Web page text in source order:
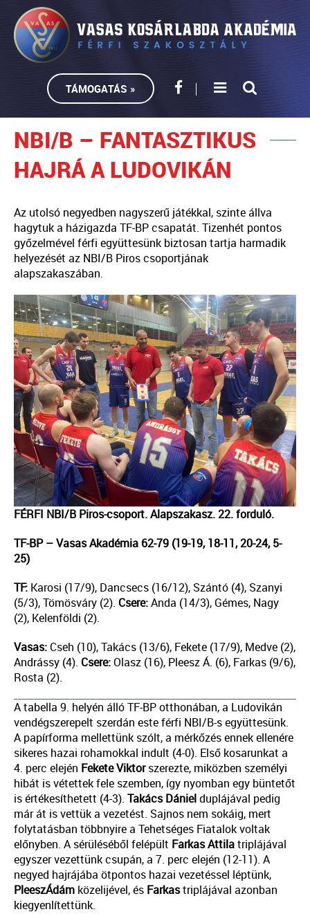
TÁMOGATÁS »
NBI/B – FANTASZTIKUS
HAJRÁ A LUDOVIKÁN
Az utolsó negyedben nagyszerű játékkal, szinte állva
hagytuk a házigazda TF-BP csapatát. Tizenhét pontos
győzelmével férfi együttesünk biztosan tartja harmadik
helyezését az NBI/B Piros csoportjának
alapszakaszában.
FÉRFI NBI/B Piros-csoport. Alapszakasz. 22. forduló.
TF-BP – Vasas Akadémia 62-79 (19-19, 18-11, 20-24, 5-
25)
TF: Karosi (17/9), Dancsecs (16/12), Szántó (4), Szanyi
(5/3), Tömösváry (2). Csere:Anda (14/3), Gémes, Nagy
(2), Kelenföldi (2).
Vasas: Cseh (10), Takács (13/6), Fekete (17/9), Medve (2),
Andrássy (4). Csere:Olasz (16), Pleesz Á. (6), Farkas (9/6),
Rosta (2).
A tabella 9. helyén álló TF-BP otthonában, a Ludovikán
vendégszerepelt szerdán este férfi NBI/B-s együttesünk.
A papírforma mellettünk szólt, a mérkőzés ennek ellenére
sikeres hazai rohamokkal indult (4-0). Első kosarunkat a
4. perc elején FeketeViktorszerezte, miközben személyi
hibát is vétettek fele szemben, így nyomban egy büntetőt
is értékesíthetett (4-3). Takács Dánielduplájával pedig
már át is vettük a vezetést. Sajnos nem sokáig, mert
folytatásban többnyire a Tehetséges Fiatalok voltak
előnyben. A sérüléséből felépült FarkasAttilatriplájával
egyszer vezettünk csupán, a 7. perc elején (12-11). A
negyed hajrájába ötpontos hazai vezetéssel léptünk,
PleeszÁdám közelijével, és Farkastriplájával azonban
kiegyenlítettünk.